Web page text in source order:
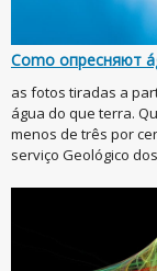
Como опресняют
as fotos tiradas a
água do que terra.
menos de três por
serviço Geológico dos